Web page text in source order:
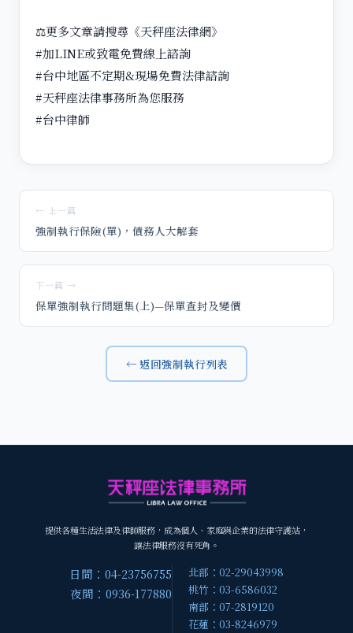
⚖️更多文章請搜尋《天秤座法律網》
#加LINE或致電免費線上諮詢
#台中地區不定期&現場免費法律諮詢
#天秤座法律事務所為您服務
#台中律師
← 上一篇
強制執行保險(單)，債務人大解套
下一篇 →
保單強制執行問題集(上)—保單查封及變價
← 返回強制執行列表
提供各種生活法律及律師服務，成為個人、家庭與企業的法律守護站，
讓法律服務沒有死角。
日間：04-23756755
夜間：0936-177880
北部：02-29043998
桃竹：03-6586032
南部：07-2819120
花蓮：03-8246979